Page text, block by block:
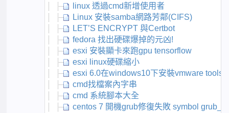
linux 透過cmd新增使用者
Linux 安裝samba網路芳鄰(CIFS)
LET’S ENCRYPT 與Certbot
fedora 找出硬碟爆掉的元凶!
esxi 安裝顯卡來跑gpu tensorflow
esxi linux硬碟縮小
esxi 6.0在windows10下安裝vmware tools
cmd找檔案內字串
cmd 系統腳本大全
centos 7 開機grub修復失敗 symbol